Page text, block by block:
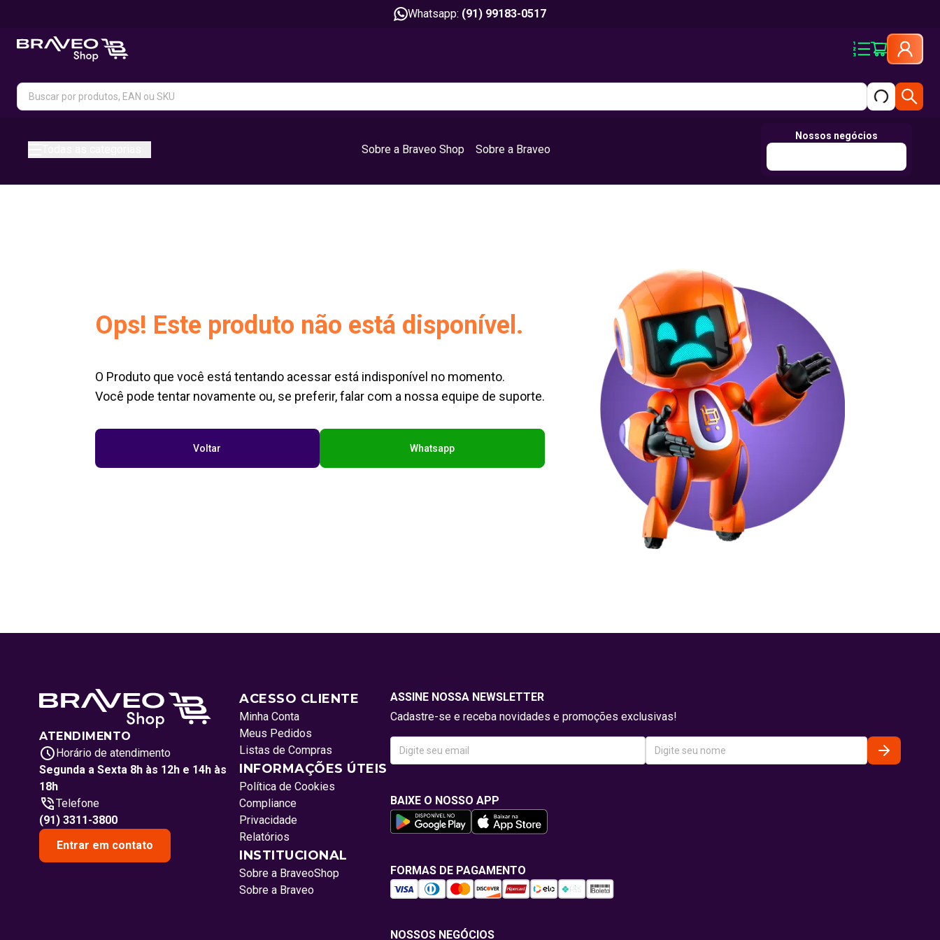
Whatsapp: (91) 99183-0517
Sobre a Braveo Shop Sobre a Braveo
Nossos negócios
Ops! Este produto não está disponível.
O Produto que você está tentando acessar está indisponível no momento.
Você pode tentar novamente ou, se preferir, falar com a nossa equipe de suporte.
Voltar Whatsapp
ATENDIMENTO
Horário de atendimento
Segunda a Sexta 8h às 12h e 14h às
18h
Telefone
(91) 3311-3800
Entrar em contato
ACESSO CLIENTE
Minha Conta
Meus Pedidos
Listas de Compras
INFORMAÇÕES ÚTEIS
Política de Cookies
Compliance
Privacidade
Relatórios
INSTITUCIONAL
Sobre a BraveoShop
Sobre a Braveo
ASSINE NOSSA NEWSLETTER
Cadastre-se e receba novidades e promoções exclusivas!
BAIXE O NOSSO APP
FORMAS DE PAGAMENTO
NOSSOS NEGÓCIOS